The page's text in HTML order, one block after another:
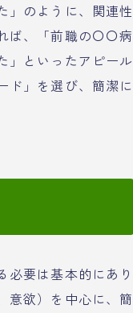
」のように、関連性
ば、「前職の〇〇病
」といったアピール
ド」を選び、簡潔に
必要は基本的にあり
意欲）を中心に、簡